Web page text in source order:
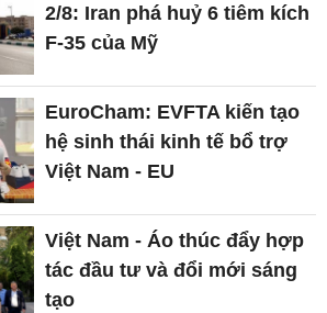
2/8: Iran phá huỷ 6 tiêm kích
F-35 của Mỹ
EuroCham: EVFTA kiến tạo
hệ sinh thái kinh tế bổ trợ
Việt Nam - EU
Việt Nam - Áo thúc đẩy hợp
tác đầu tư và đổi mới sáng
tạo